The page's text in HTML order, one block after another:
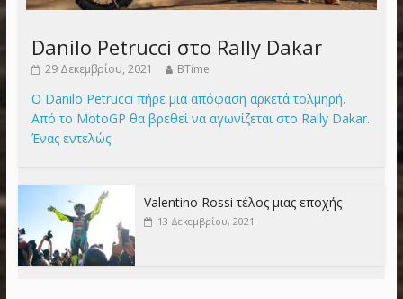
Danilo Petrucci στο Rally Dakar
29 Δεκεμβρίου, 2021 BTime
Ο Danilo Petrucci πήρε μια απόφαση αρκετά τολμηρή.
Από το MotoGP θα βρεθεί να αγωνίζεται στο Rally Dakar.
Ένας εντελώς
Valentino Rossi τέλος μιας εποχής
13 Δεκεμβρίου, 2021